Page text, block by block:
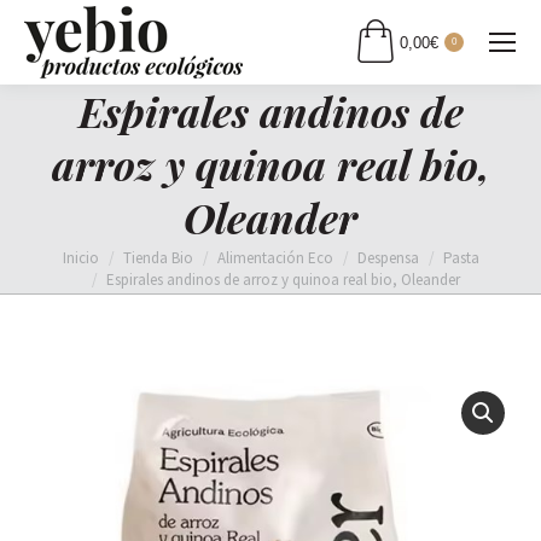
0,00€ 0
Espirales andinos de
arroz y quinoa real bio,
Oleander
Estás aquí:
Inicio Tienda Bio Alimentación Eco Despensa
Pasta
Espirales andinos de arroz y quinoa real bio, Oleander